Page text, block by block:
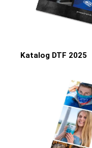
Katalog DTF 2025